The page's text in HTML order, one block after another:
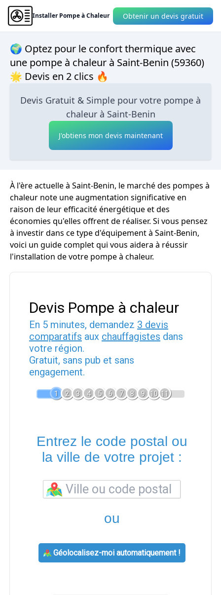
Installer Pompe à Chaleur Obtenir un devis gratuit
🌍 Optez pour le confort thermique avec
une pompe à chaleur à Saint-Benin (59360)
🌟 Devis en 2 clics 🔥
Devis Gratuit & Simple pour votre pompe à
chaleur à Saint-Benin
J'obtiens mon devis maintenant
À l'ère actuelle à Saint-Benin, le marché des pompes à
chaleur note une augmentation significative en
raison de leur efficacité énergétique et des
économies qu'elles offrent de réaliser. Si vous pensez
à investir dans ce type d'équipement à Saint-Benin,
voici un guide complet qui vous aidera à réussir
l'installation de votre pompe à chaleur.
Devis Pompe à chaleur
En 5 minutes, demandez 3 devis
comparatifs aux chauffagistes dans
votre région.
Gratuit, sans pub et sans
engagement.
1 2 3 4 5 6 7 8 9 10 11
Entrez le code postal ou
la ville de votre projet :
ou
Géolocalisez-moi automatiquement !